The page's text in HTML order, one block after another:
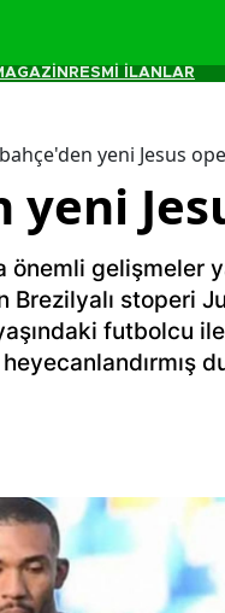
RESMİ İLANLAR
yeni Jesus
yeni
gelişmeler
stoperi
futbolcu